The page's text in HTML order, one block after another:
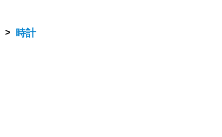
> 時計